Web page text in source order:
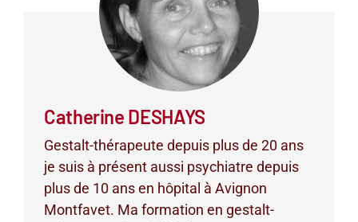
Catherine DESHAYS
Gestalt-thérapeute depuis plus de 20 ans
je suis à présent aussi psychiatre depuis
plus de 10 ans en hôpital à Avignon
Montfavet. Ma formation en gestalt-